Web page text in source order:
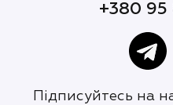
+380 95
Підписуйтесь на